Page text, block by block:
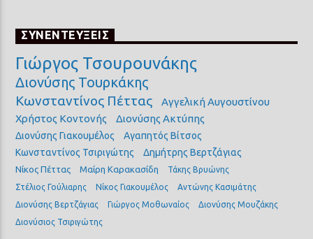
ΣΥΝΕΝΤΕΥΞΕΙΣ
Γιώργος Τσουρουνάκης
Διονύσης Τουρκάκης
Κωνσταντίνος Πέττας
Αγγελική Αυγουστίνου
Χρήστος Κοντονής
Διονύσης Ακτύπης
Διονύσης Γιακουμέλος
Αγαπητός Βίτσος
Κωνσταντίνος Τσιριγώτης
Δημήτρης Βερτζάγιας
Νίκος Πέττας Μαίρη Καρακασίδη
Τάκης Βρυώνης
Στέλιος Γούλιαρης
Νίκος Γιακουμέλος
Αντώνης Κασιμάτης
Διονύσης Βερτζάγιας
Γιώργος Μοθωναίος
Διονύσης Μουζάκης
Διονύσιος Τσιριγώτης